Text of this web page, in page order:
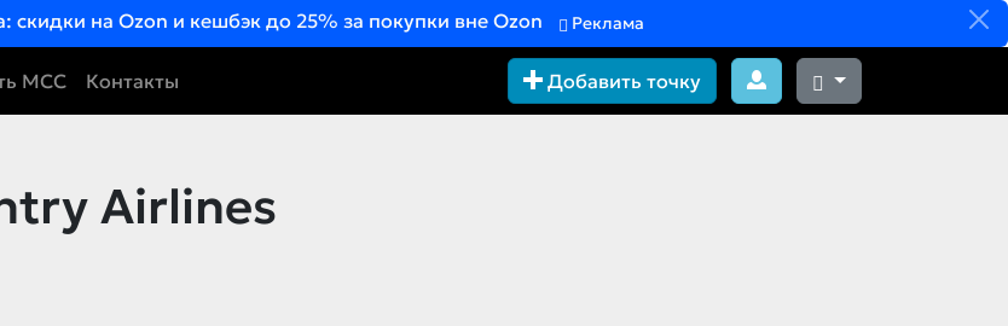
скидки на Ozon и кешбэк до 25% за покупки вне Ozon Реклама
MCC Контакты Добавить точку
Airlines